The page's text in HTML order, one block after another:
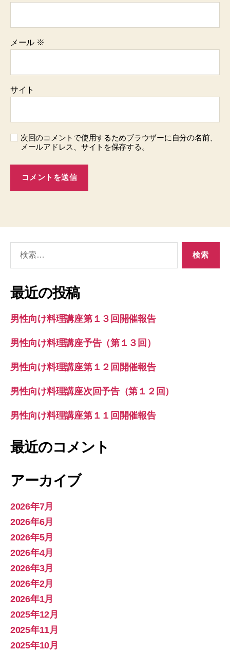
メール ※
サイト
次回のコメントで使用するためブラウザーに自分の名前、
メールアドレス、サイトを保存する。
象:
最近の投稿
男性向け料理講座第１３回開催報告
男性向け料理講座予告（第１３回）
男性向け料理講座第１２回開催報告
男性向け料理講座次回予告（第１２回）
男性向け料理講座第１１回開催報告
最近のコメント
アーカイブ
2026年7月
2026年6月
2026年5月
2026年4月
2026年3月
2026年2月
2026年1月
2025年12月
2025年11月
2025年10月